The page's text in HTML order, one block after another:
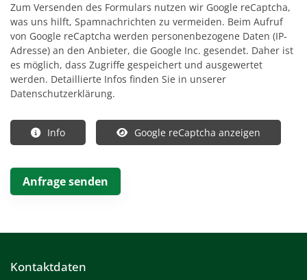
Zum Versenden des Formulars nutzen wir Google reCaptcha,
was uns hilft, Spamnachrichten zu vermeiden. Beim Aufruf
von Google reCaptcha werden personenbezogene Daten (IP-
Adresse) an den Anbieter, die Google Inc. gesendet. Daher ist
es möglich, dass Zugriffe gespeichert und ausgewertet
werden. Detaillierte Infos finden Sie in unserer
Datenschutzerklärung.
Info Google reCaptcha anzeigen
Kontaktdaten